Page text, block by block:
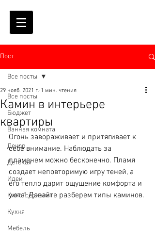
Пост
Все посты
Бюджет
Ванная комната
Декор
Детская
Идеи
Кино/сериалы
Кухня
Мебель
Все посты
Камин в интерьере
квартиры
29 нояб. 2021 г. 1 мин. чтения
Огонь завораживает и притягивает к
себе внимание. Наблюдать за
пламенем можно бесконечно. Пламя
создает неповторимую игру теней, а
его тепло дарит ощущение комфорта и
уюта! Давайте разберем типы каминов.